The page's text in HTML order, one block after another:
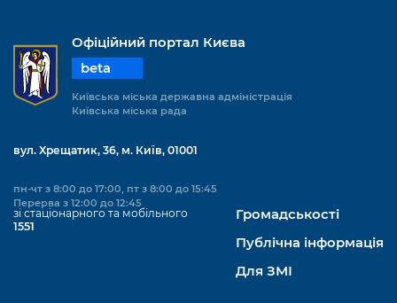
Офіційний портал Києва
beta
Київська міська державна адміністрація
Київська міська рада
вул. Хрещатик, 36, м. Київ, 01001
пн-чт з 8:00 до 17:00, пт з 8:00 до 15:45
Перерва з 12:00 до 12:45
зі стаціонарного та мобільного
1551
Громадськості
Публічна інформація
Для ЗМІ